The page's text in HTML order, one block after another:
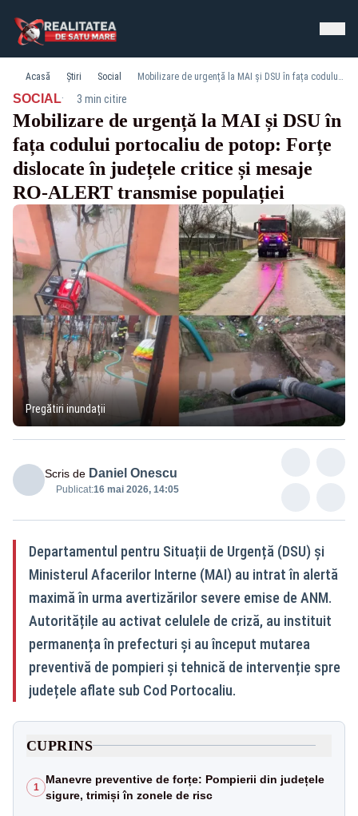
Acasă Știri Social Mobilizare de urgență la MAI și DSU în fața codului portocaliu de potop: Forțe dislocate în județele critice și mesaje RO-ALERT transmise populației
SOCIAL· 3 min citire
Mobilizare de urgență la MAI și DSU în
fața codului portocaliu de potop: Forțe
dislocate în județele critice și mesaje
RO-ALERT transmise populației
Pregătiri inundații
Scris de Daniel Onescu
Publicat:16 mai 2026, 14:05
Departamentul pentru Situații de Urgență (DSU) și
Ministerul Afacerilor Interne (MAI) au intrat în alertă
maximă în urma avertizărilor severe emise de ANM.
Autoritățile au activat celulele de criză, au instituit
permanența în prefecturi și au început mutarea
preventivă de pompieri și tehnică de intervenție spre
județele aflate sub Cod Portocaliu.
CUPRINS
1
Manevre preventive de forțe: Pompierii din județele
sigure, trimiși în zonele de risc